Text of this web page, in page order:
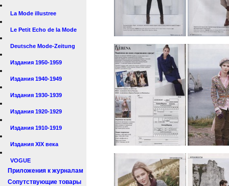
La Mode illustree
Le Petit Echo de la Mode
Deutsche Mode-Zeitung
Издания 1950-1959
Издания 1940-1949
Издания 1930-1939
Издания 1920-1929
Издания 1910-1919
Издания XIX века
VOGUE
Приложения к журналам
Сопутствующие товары